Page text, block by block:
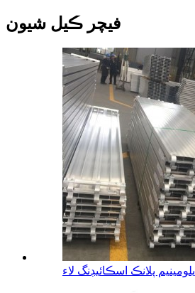
فيچر ڪيل شيون
ايلومينيم پلانڪ اسڪائيڊنگ لاء